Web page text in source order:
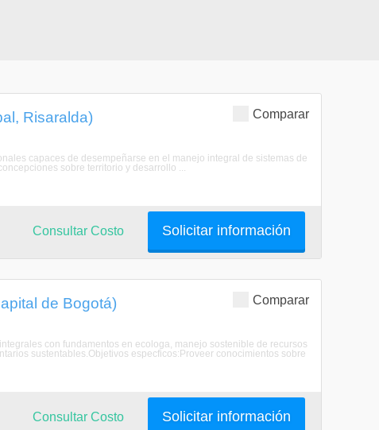
Comparar
Risaralda)
capaces de desempeñarse en el manejo integral de sistemas de
sobre territorio y desarrollo ...
Solicitar información
Consultar Costo
Comparar
de Bogotá)
con fundamentos en ecologa, manejo sostenible de recursos
sustentables.Objetivos especficos:Proveer conocimientos sobre
Solicitar información
Consultar Costo